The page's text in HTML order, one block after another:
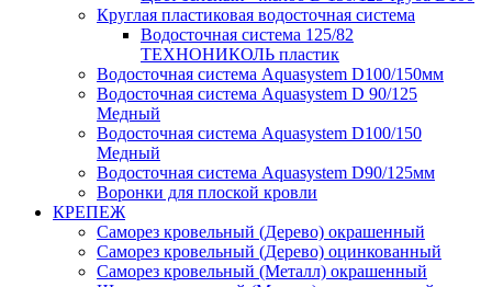
Круглая пластиковая водосточная система
Водосточная система 125/82
ТЕХНОНИКОЛЬ пластик
Водосточная система Aquasystem D100/150мм
Водосточная система Aquasystem D 90/125
Медный
Водосточная система Aquasystem D100/150
Медный
Водосточная система Aquasystem D90/125мм
Воронки для плоской кровли
КРЕПЕЖ
Саморез кровельный (Дерево) окрашенный
Саморез кровельный (Дерево) оцинкованный
Саморез кровельный (Металл) окрашенный